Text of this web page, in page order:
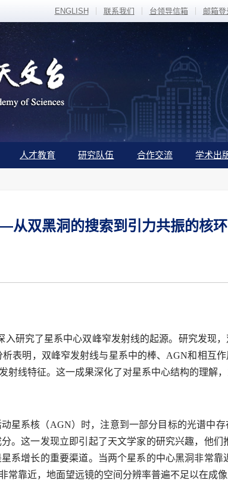
ENGLISH 联系我们 台领导信箱 邮箱登
人才教育 研究队伍 合作交流 学术出
从双黑洞的搜索到引力共振的核环
研究了星系中心双峰窄发射线的起源。研究发现
表明，双峰窄发射线与星系中的棒、AGN和相互
线特征。这一成果深化了对星系中心结构的理解
星系核（AGN）时，注意到一部分目标的光谱中
。这一发现立即引起了天文学家的研究兴趣，他
系增长的重要渠道。当两个星系的中心黑洞非常
常靠近，地面望远镜的空间分辨率普遍不足以在成